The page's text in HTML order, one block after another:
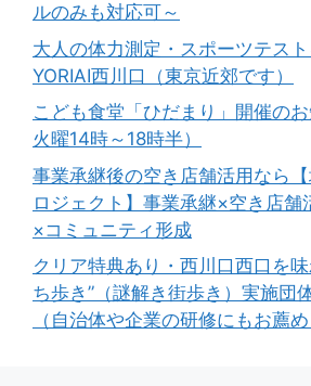
ルのみも対応可～
大人の体力測定・スポーツテス
YORIAI西川口（東京近郊です）
こども食堂「ひだまり」開催の
火曜14時～18時半）
事業承継後の空き店舗活用なら
ロジェクト】事業承継×空き店舗
×コミュニティ形成
クリア特典あり・西川口西口を味
ち歩き”（謎解き街歩き）実施団
（自治体や企業の研修にもお薦め